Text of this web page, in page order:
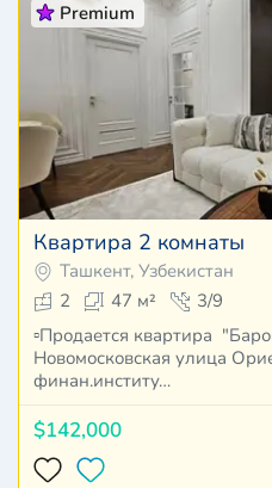
Premium
Квартира 2 комнаты
Ташкент, Узбекистан
2
47 м²
3/9
▫️Продается квартира
Новомосковская улица Ориентир
финан.институ…
$142,000